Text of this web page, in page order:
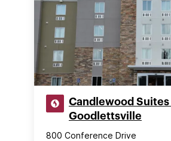
Candlewood
Goodlettsville
800 Conference Drive